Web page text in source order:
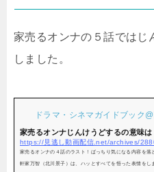
家売るオンナの５話ではじ
しました。
ドラマ・シネマガイドブック
家売るオンナじんけうどするの意味
https://見逃し動画配信.net/archives/
家売るオンナの４話のラスト！ばっちり気になる内容を
軒家万智（北川景子）は、ハッとすべてを悟った表情を